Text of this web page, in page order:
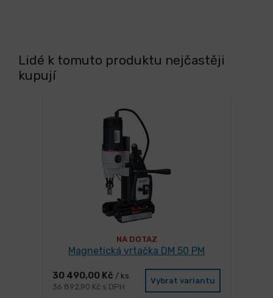
Lidé k tomuto produktu nejčastěji
kupují
NA DOTAZ
Magnetická vrtačka DM 50 PM
30 490,00 Kč / ks
36 892,90 Kč s DPH
Vybrat variantu